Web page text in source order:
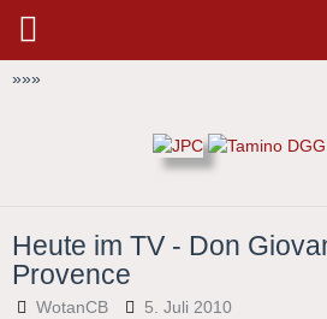
»»»
Heute im TV - Don
Provence
WotanCB 5. Juli 2010